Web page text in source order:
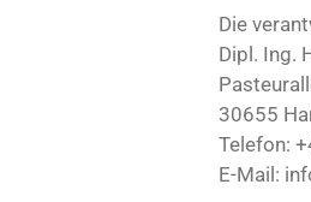
Die
Dipl. Ing.
30655
Telefon:
E-Mail: